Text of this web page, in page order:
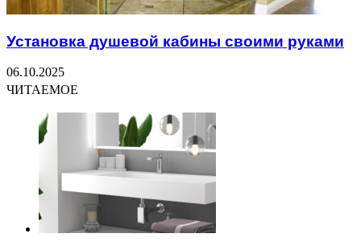
Установка душевой кабины своими руками
06.10.2025
ЧИТАЕМОЕ